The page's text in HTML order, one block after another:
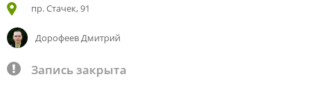
пр. Стачек, 91
Дорофеев Дмитрий
Запись закрыта